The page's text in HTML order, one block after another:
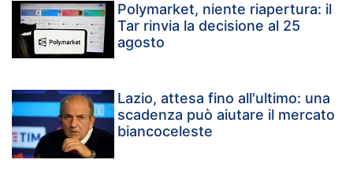
Polymarket, niente riapertura: il
Tar rinvia la decisione al 25
agosto
Lazio, attesa fino all'ultimo: una
scadenza può aiutare il mercato
biancoceleste